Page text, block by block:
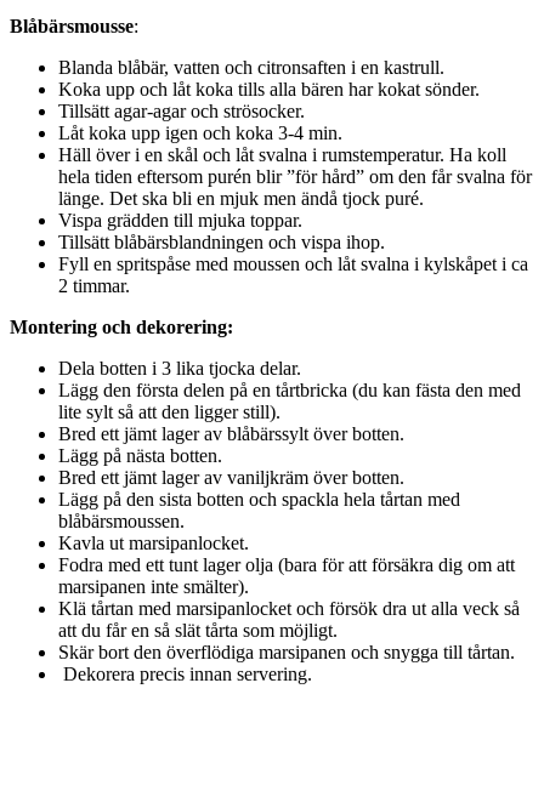
Blåbärsmousse:
Blanda blåbär, vatten och citronsaften i en kastrull.
Koka upp och låt koka tills alla bären har kokat sönder.
Tillsätt agar-agar och strösocker.
Låt koka upp igen och koka 3-4 min.
Häll över i en skål och låt svalna i rumstemperatur. Ha koll
hela tiden eftersom purén blir ”för hård” om den får svalna för
länge. Det ska bli en mjuk men ändå tjock puré.
Vispa grädden till mjuka toppar.
Tillsätt blåbärsblandningen och vispa ihop.
Fyll en spritspåse med moussen och låt svalna i kylskåpet i ca
2 timmar.
Montering och dekorering:
Dela botten i 3 lika tjocka delar.
Lägg den första delen på en tårtbricka (du kan fästa den med
lite sylt så att den ligger still).
Bred ett jämt lager av blåbärssylt över botten.
Lägg på nästa botten.
Bred ett jämt lager av vaniljkräm över botten.
Lägg på den sista botten och spackla hela tårtan med
blåbärsmoussen.
Kavla ut marsipanlocket.
Fodra med ett tunt lager olja (bara för att försäkra dig om att
marsipanen inte smälter).
Klä tårtan med marsipanlocket och försök dra ut alla veck så
att du får en så slät tårta som möjligt.
Skär bort den överflödiga marsipanen och snygga till tårtan.
Dekorera precis innan servering.